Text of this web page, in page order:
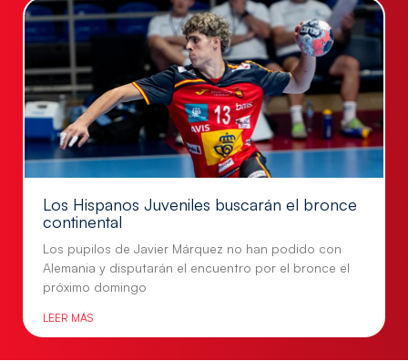
Los Hispanos Juveniles buscarán el bronce
continental
Los pupilos de Javier Márquez no han podido con
Alemania y disputarán el encuentro por el bronce el
próximo domingo
LEER MÁS